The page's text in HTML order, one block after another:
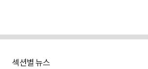
섹션별 뉴스